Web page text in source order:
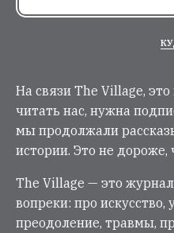
На связи The Village,
читать нас, нужна
мы продолжали
истории. Это не дороже,
The Village — это
вопреки: про искусство,
преодоление, травмы,